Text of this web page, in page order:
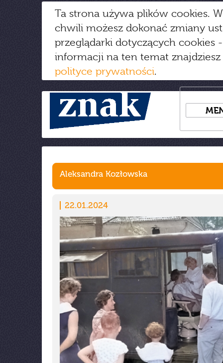
Ta strona używa plików cookies.
chwili możesz dokonać zmiany
przeglądarki dotyczących cookies
informacji na ten temat
polityce prywatności.
Aleksandra Kozłowska
22.01.2024